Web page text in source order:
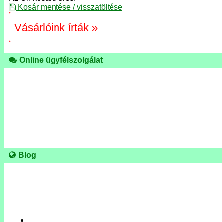
Kosár mentése / visszatöltése
Vásárlóink írták »
Online ügyfélszolgálat
Blog